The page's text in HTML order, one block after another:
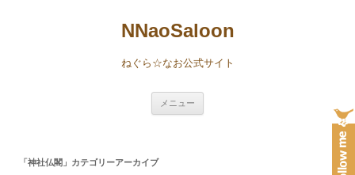
NNaoSaloon
ねぐら☆なお公式サイト
メニュー
「神社仏閣 」カテゴリーアーカイブ